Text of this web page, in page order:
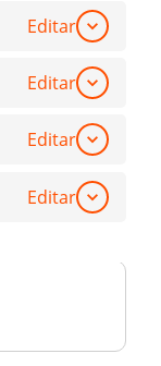
Editar
Editar
Editar
Editar